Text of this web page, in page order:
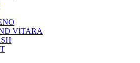
VITARA